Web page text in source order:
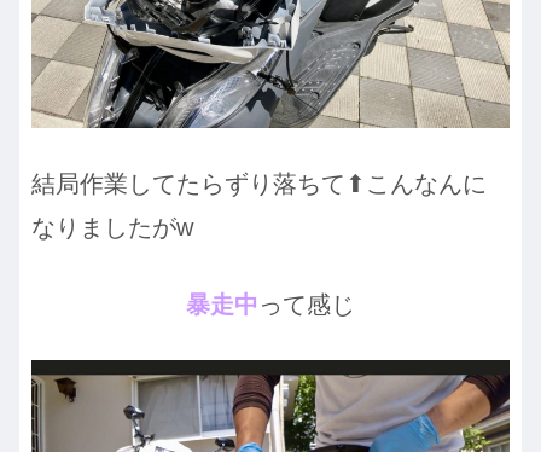
結局作業してたらずり落ちて⬆︎こんなんに
なりましたがw
暴走中 って感じ